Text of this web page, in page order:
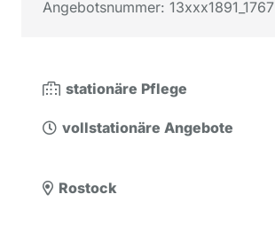
Angebotsnummer: 13xxx1891_1767
stationäre Pflege
vollstationäre Angebote
Rostock